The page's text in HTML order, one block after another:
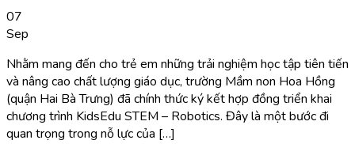
07
Sep
Nhằm mang đến cho trẻ em những trải nghiệm học tập tiên tiến
và nâng cao chất lượng giáo dục, trường Mầm non Hoa Hồng
(quận Hai Bà Trưng) đã chính thức ký kết hợp đồng triển khai
chương trình KidsEdu STEM – Robotics. Đây là một bước đi
quan trọng trong nỗ lực của […]